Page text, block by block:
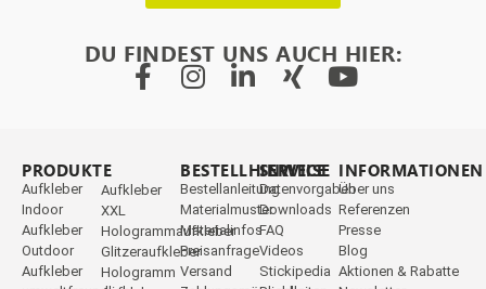
DU FINDEST UNS AUCH HIER:
PRODUKTE
Aufkleber
Indoor
Aufkleber
Outdoor
Aufkleber
_
Aufkleber
XXL
Hologrammaufkleber
Glitzeraufkleber
Hologramm
BESTELLHINWEISE
Bestellanleitung
Materialmuster
Materialinfos
Preisanfrage
Versand
SERVICE
Datenvorgaben
Downloads
FAQ
Videos
Stickipedia
INFORMATIONEN
Über uns
Referenzen
Presse
Blog
Aktionen & Rabatte